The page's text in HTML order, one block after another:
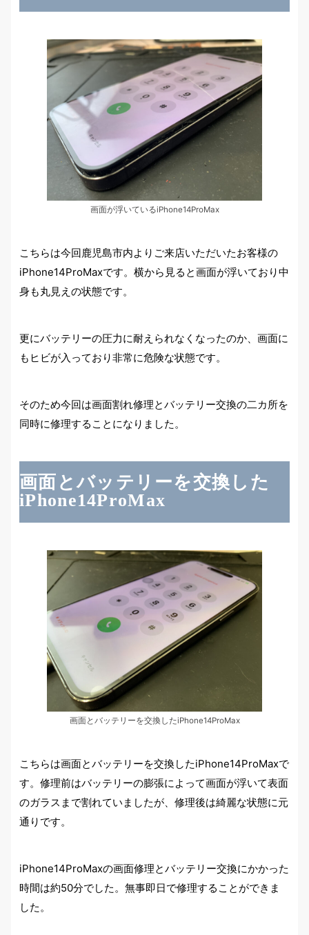
画面が浮いているiPhone14ProMax
こちらは今回鹿児島市内よりご来店いただいたお客様の
iPhone14ProMaxです。横から見ると画面が浮いており中
身も丸見えの状態です。
更にバッテリーの圧力に耐えられなくなったのか、画面に
もヒビが入っており非常に危険な状態です。
そのため今回は画面割れ修理とバッテリー交換の二カ所を
同時に修理することになりました。
画面とバッテリーを交換した
iPhone14ProMax
画面とバッテリーを交換したiPhone14ProMax
こちらは画面とバッテリーを交換したiPhone14ProMaxで
す。修理前はバッテリーの膨張によって画面が浮いて表面
のガラスまで割れていましたが、修理後は綺麗な状態に元
通りです。
iPhone14ProMaxの画面修理とバッテリー交換にかかった
時間は約50分でした。無事即日で修理することができま
した。